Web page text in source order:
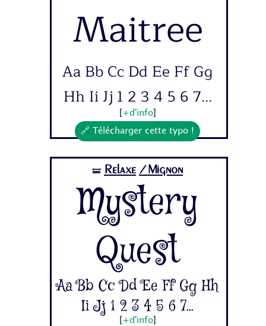
Maitree
Aa Bb Cc Dd Ee Ff Gg
Hh Ii Jj 1 2 3 4 5 6 7...
+d'info]
🔗 Télécharger cette typo !
🝛 Relaxe /Mignon
Mystery
Quest
Aa Bb Cc Dd Ee Ff Gg Hh
Ii Jj 1 2 3 4 5 6 7...
+d'info]